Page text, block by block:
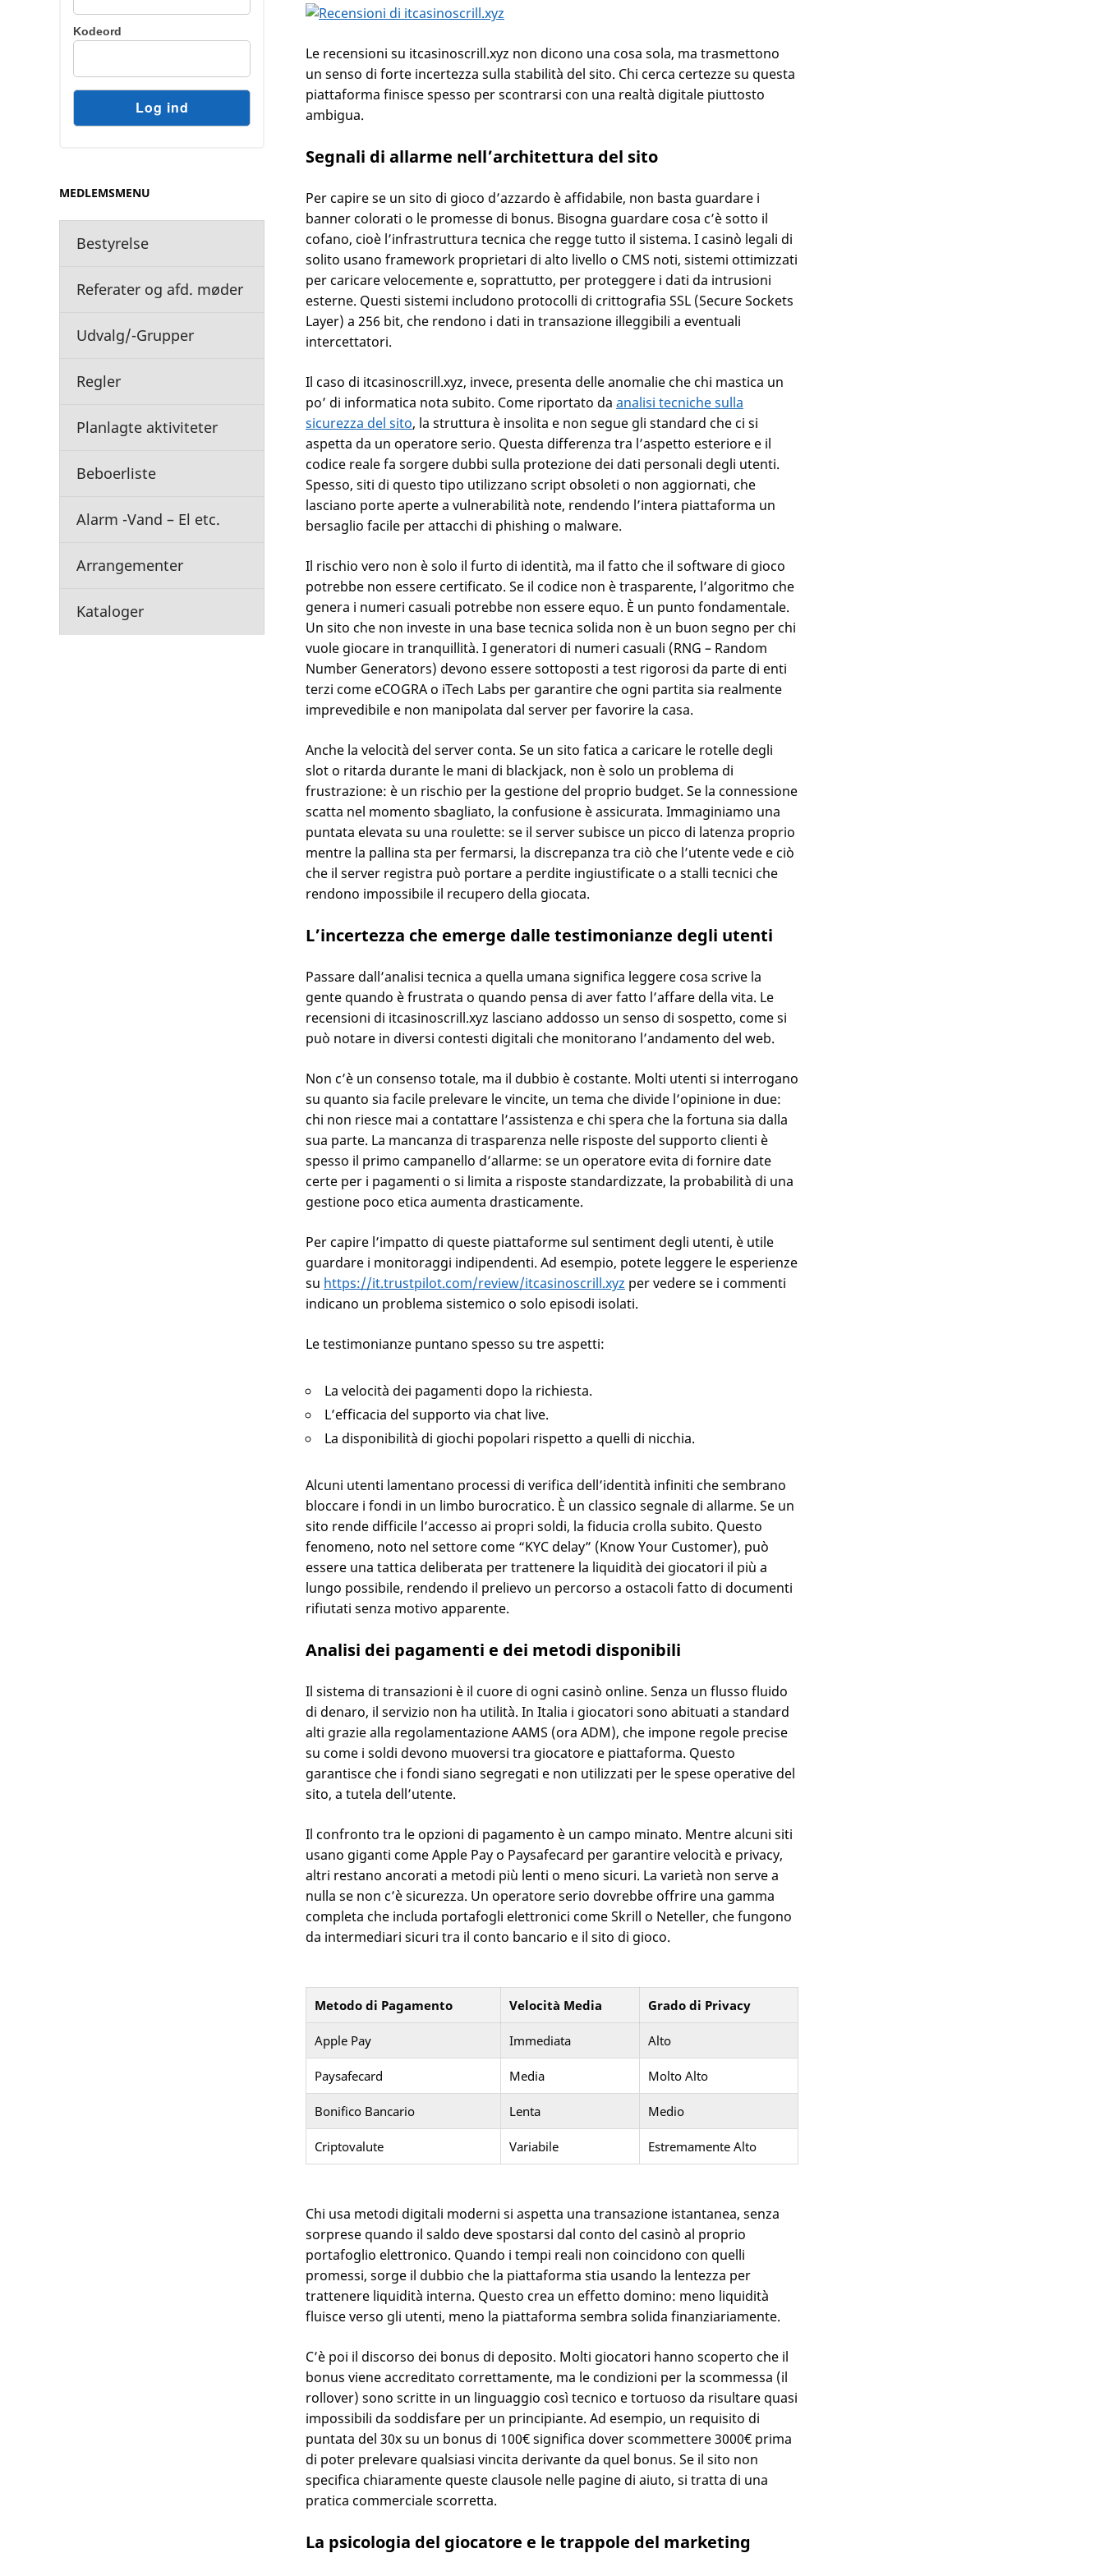
Kodeord
MEDLEMSMENU
Bestyrelse
Referater og afd. møder
Udvalg/-Grupper
Regler
Planlagte aktiviteter
Beboerliste
Alarm -Vand – El etc.
Arrangementer
Kataloger
Le recensioni su itcasinoscrill.xyz non dicono una cosa sola, ma trasmettono
un senso di forte incertezza sulla stabilità del sito. Chi cerca certezze su questa
piattaforma finisce spesso per scontrarsi con una realtà digitale piuttosto
ambigua.
Segnali di allarme nell’architettura del sito
Per capire se un sito di gioco d’azzardo è affidabile, non basta guardare i
banner colorati o le promesse di bonus. Bisogna guardare cosa c’è sotto il
cofano, cioè l’infrastruttura tecnica che regge tutto il sistema. I casinò legali di
solito usano framework proprietari di alto livello o CMS noti, sistemi ottimizzati
per caricare velocemente e, soprattutto, per proteggere i dati da intrusioni
esterne. Questi sistemi includono protocolli di crittografia SSL (Secure Sockets
Layer) a 256 bit, che rendono i dati in transazione illeggibili a eventuali
intercettatori.
Il caso di itcasinoscrill.xyz, invece, presenta delle anomalie che chi mastica un
po’ di informatica nota subito. Come riportato da analisi tecniche sulla
sicurezza del sito, la struttura è insolita e non segue gli standard che ci si
aspetta da un operatore serio. Questa differenza tra l’aspetto esteriore e il
codice reale fa sorgere dubbi sulla protezione dei dati personali degli utenti.
Spesso, siti di questo tipo utilizzano script obsoleti o non aggiornati, che
lasciano porte aperte a vulnerabilità note, rendendo l’intera piattaforma un
bersaglio facile per attacchi di phishing o malware.
Il rischio vero non è solo il furto di identità, ma il fatto che il software di gioco
potrebbe non essere certificato. Se il codice non è trasparente, l’algoritmo che
genera i numeri casuali potrebbe non essere equo. È un punto fondamentale.
Un sito che non investe in una base tecnica solida non è un buon segno per chi
vuole giocare in tranquillità. I generatori di numeri casuali (RNG – Random
Number Generators) devono essere sottoposti a test rigorosi da parte di enti
terzi come eCOGRA o iTech Labs per garantire che ogni partita sia realmente
imprevedibile e non manipolata dal server per favorire la casa.
Anche la velocità del server conta. Se un sito fatica a caricare le rotelle degli
slot o ritarda durante le mani di blackjack, non è solo un problema di
frustrazione: è un rischio per la gestione del proprio budget. Se la connessione
scatta nel momento sbagliato, la confusione è assicurata. Immaginiamo una
puntata elevata su una roulette: se il server subisce un picco di latenza proprio
mentre la pallina sta per fermarsi, la discrepanza tra ciò che l’utente vede e ciò
che il server registra può portare a perdite ingiustificate o a stalli tecnici che
rendono impossibile il recupero della giocata.
L’incertezza che emerge dalle testimonianze degli utenti
Passare dall’analisi tecnica a quella umana significa leggere cosa scrive la
gente quando è frustrata o quando pensa di aver fatto l’affare della vita. Le
recensioni di itcasinoscrill.xyz lasciano addosso un senso di sospetto, come si
può notare in diversi contesti digitali che monitorano l’andamento del web.
Non c’è un consenso totale, ma il dubbio è costante. Molti utenti si interrogano
su quanto sia facile prelevare le vincite, un tema che divide l’opinione in due:
chi non riesce mai a contattare l’assistenza e chi spera che la fortuna sia dalla
sua parte. La mancanza di trasparenza nelle risposte del supporto clienti è
spesso il primo campanello d’allarme: se un operatore evita di fornire date
certe per i pagamenti o si limita a risposte standardizzate, la probabilità di una
gestione poco etica aumenta drasticamente.
Per capire l’impatto di queste piattaforme sul sentiment degli utenti, è utile
guardare i monitoraggi indipendenti. Ad esempio, potete leggere le esperienze
su https://it.trustpilot.com/review/itcasinoscrill.xyz per vedere se i commenti
indicano un problema sistemico o solo episodi isolati.
Le testimonianze puntano spesso su tre aspetti:
La velocità dei pagamenti dopo la richiesta.
L’efficacia del supporto via chat live.
La disponibilità di giochi popolari rispetto a quelli di nicchia.
Alcuni utenti lamentano processi di verifica dell’identità infiniti che sembrano
bloccare i fondi in un limbo burocratico. È un classico segnale di allarme. Se un
sito rende difficile l’accesso ai propri soldi, la fiducia crolla subito. Questo
fenomeno, noto nel settore come “KYC delay” (Know Your Customer), può
essere una tattica deliberata per trattenere la liquidità dei giocatori il più a
lungo possibile, rendendo il prelievo un percorso a ostacoli fatto di documenti
rifiutati senza motivo apparente.
Analisi dei pagamenti e dei metodi disponibili
Il sistema di transazioni è il cuore di ogni casinò online. Senza un flusso fluido
di denaro, il servizio non ha utilità. In Italia i giocatori sono abituati a standard
alti grazie alla regolamentazione AAMS (ora ADM), che impone regole precise
su come i soldi devono muoversi tra giocatore e piattaforma. Questo
garantisce che i fondi siano segregati e non utilizzati per le spese operative del
sito, a tutela dell’utente.
Il confronto tra le opzioni di pagamento è un campo minato. Mentre alcuni siti
usano giganti come Apple Pay o Paysafecard per garantire velocità e privacy,
altri restano ancorati a metodi più lenti o meno sicuri. La varietà non serve a
nulla se non c’è sicurezza. Un operatore serio dovrebbe offrire una gamma
completa che includa portafogli elettronici come Skrill o Neteller, che fungono
da intermediari sicuri tra il conto bancario e il sito di gioco.
Metodo di Pagamento Velocità Media Grado di Privacy
Apple Pay Immediata Alto
Paysafecard Media Molto Alto
Bonifico Bancario Lenta Medio
Criptovalute Variabile Estremamente Alto
Chi usa metodi digitali moderni si aspetta una transazione istantanea, senza
sorprese quando il saldo deve spostarsi dal conto del casinò al proprio
portafoglio elettronico. Quando i tempi reali non coincidono con quelli
promessi, sorge il dubbio che la piattaforma stia usando la lentezza per
trattenere liquidità interna. Questo crea un effetto domino: meno liquidità
fluisce verso gli utenti, meno la piattaforma sembra solida finanziariamente.
C’è poi il discorso dei bonus di deposito. Molti giocatori hanno scoperto che il
bonus viene accreditato correttamente, ma le condizioni per la scommessa (il
rollover) sono scritte in un linguaggio così tecnico e tortuoso da risultare quasi
impossibili da soddisfare per un principiante. Ad esempio, un requisito di
puntata del 30x su un bonus di 100€ significa dover scommettere 3000€ prima
di poter prelevare qualsiasi vincita derivante da quel bonus. Se il sito non
specifica chiaramente queste clausole nelle pagine di aiuto, si tratta di una
pratica commerciale scorretta.
La psicologia del giocatore e le trappole del marketing